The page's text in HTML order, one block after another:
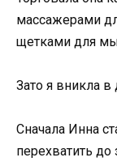
массажерами
щетками для
Зато я вникла в
Сначала Инна
перехватить до